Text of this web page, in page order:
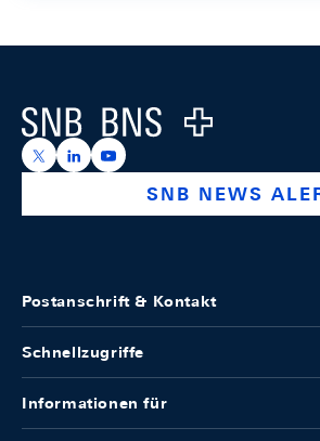
Logo
https://x.com/snb_bns
https://ch.linkedin.com/
https://
SNB NEWS
Postanschrift & Kontakt
Schnellzugriffe
Informationen für